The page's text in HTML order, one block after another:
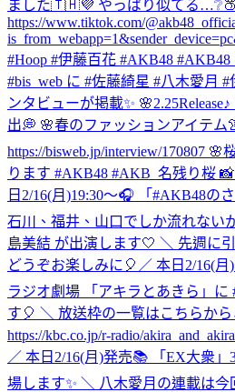
ました🇹🇭💜 やっぱり似てる
https://www.tiktok.com/
#Hoop #伊藤百花 #AKB48
#bis_web に #佐藤綺星 #八木愛月
ンタビューが掲載✨
出💭 🌸春のファッションアイテム
https://bisweb.jp/interview/170807
ります #AKB48 #AKB_名残り桜
日2/16(月)19:30～🎧 「#AKB48
石川、福井、山口でしか流れない
島美結 が出演します🤍 ＼ 先週に
どうぞお楽しみに🎈 ／ 本日2/16(
ラジオ劇場 「アキラとあきら」に
す🎈 ＼ 放送枠の一覧はこちらから
https://kbc.co.jp/r-radio/
／ 本日2/16(月)発売📚 「EX大衆
場します✨ ＼ 八木愛月の連載は